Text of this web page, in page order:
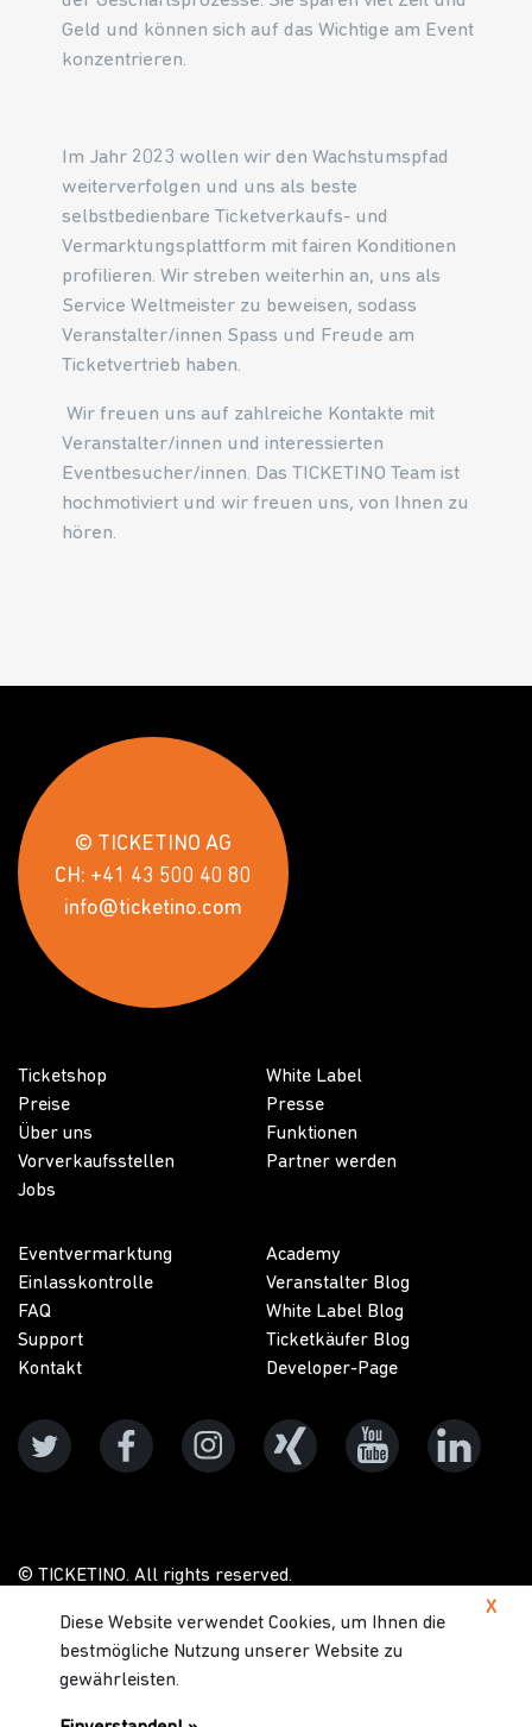
Geld und können sich auf das Wichtige am Event
konzentrieren.
Im Jahr 2023 wollen wir den Wachstumspfad
weiterverfolgen und uns als beste
selbstbedienbare Ticketverkaufs- und
Vermarktungsplattform mit fairen Konditionen
profilieren. Wir streben weiterhin an, uns als
Service Weltmeister zu beweisen, sodass
Veranstalter/innen Spass und Freude am
Ticketvertrieb haben.
Wir freuen uns auf zahlreiche Kontakte mit
Veranstalter/innen und interessierten
Eventbesucher/innen. Das TICKETINO Team ist
hochmotiviert und wir freuen uns, von Ihnen zu
hören.
X
Diese Website verwendet Cookies, um Ihnen die
bestmögliche Nutzung unserer Website zu
gewährleisten.
© TICKETINO AG
CH: +41 43 500 40 80
info@ticketino.com
Ticketshop
Preise
Über uns
Vorverkaufsstellen
Jobs
White Label
Presse
Funktionen
Partner werden
Eventvermarktung
Einlasskontrolle
FAQ
Support
Kontakt
Academy
Veranstalter Blog
White Label Blog
Ticketkäufer Blog
Developer-Page
© TICKETINO. All rights reserved.
Datenschutz AGB Impressum
Level Agreements